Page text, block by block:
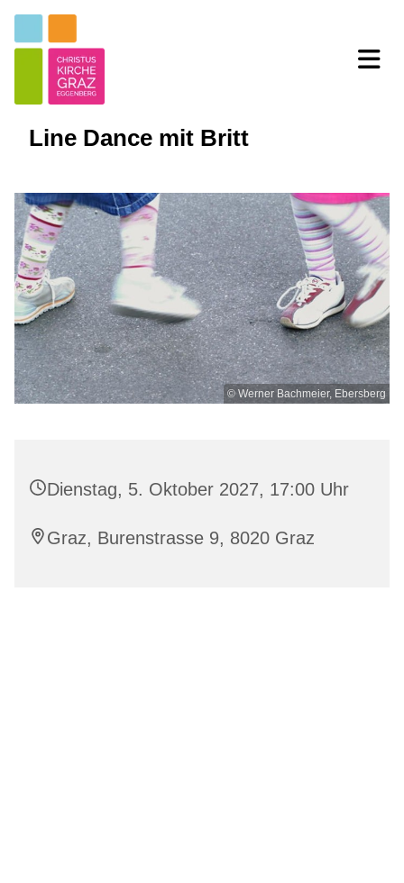
Line Dance mit Britt
© Werner Bachmeier, Ebersberg
Dienstag, 5. Oktober 2027, 17:00 Uhr
Graz, Burenstrasse 9, 8020 Graz